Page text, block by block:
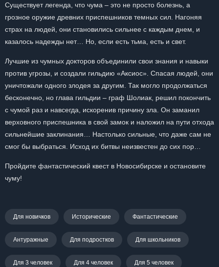
Существует легенда, что чума – это не просто болезнь, а
грозное оружие древних приспешников темных сил. Нагоняя
страх на людей, они становились сильнее с каждым днем, и
казалось надежды нет… Но, если есть тьма, есть и свет.
Лучшие из чумных докторов объединили свои знания и навыки
против угрозы, и создали гильдию «Аксиос». Спасая людей, они
уничтожали одного злодея за другим. Так могло продолжаться
бесконечно, но глава гильдии – граф Шолиак, решил покончить
с чумой раз и навсегда, искоренив причину зла. Он заманил
верховного приспешника в свой замок и наложил на пути отхода
сильнейшие заклинания… Настолько сильные, что даже сам не
смог бы выбраться. Исход их битвы неизвестен до сих пор…
Пройдите фантастический квест в Новосибирске и остановите
чуму!
Для новичков Исторические Фантастические
Антуражные Для подростков Для школьников
Для 3 человек Для 4 человек Для 5 человек